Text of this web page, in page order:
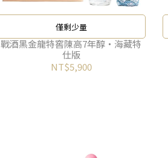
僅剩少量
戰酒黑金龍特窖陳高7年醇・海藏特
仕版
NT$5,900